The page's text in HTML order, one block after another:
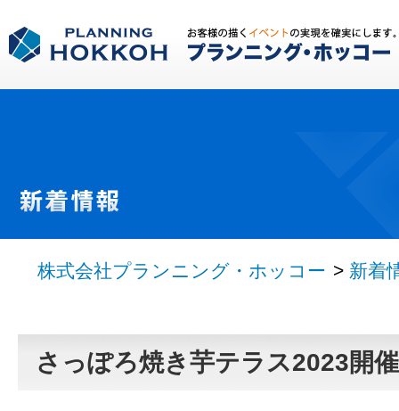
news.php
on line12
株式会社プランニング・ホッコー > 新着
さっぽろ焼き芋テラス2023開